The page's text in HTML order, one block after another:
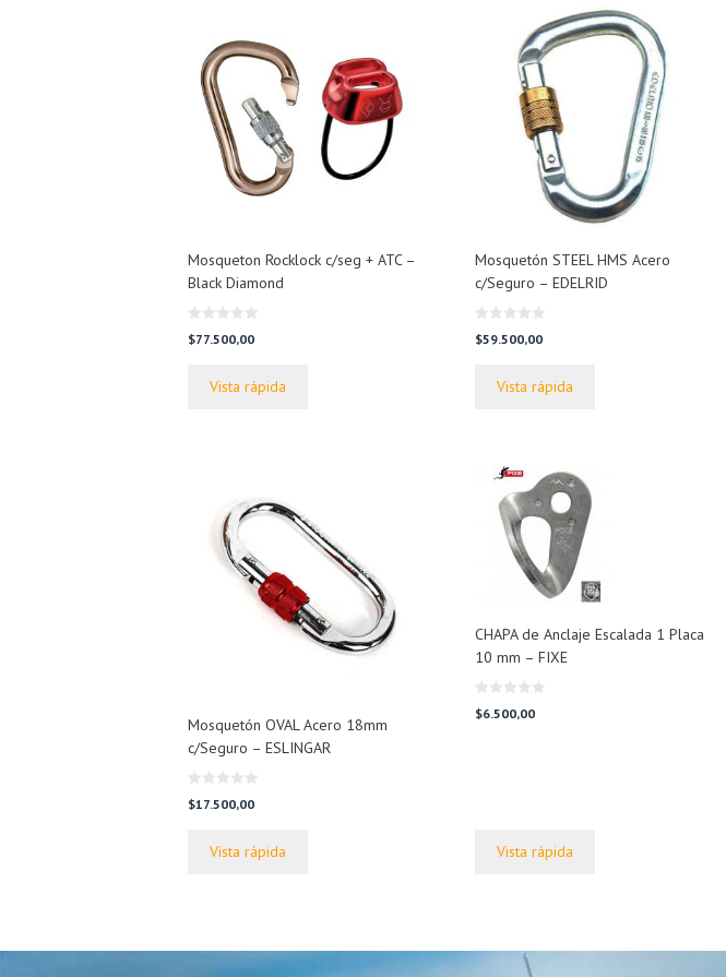
Mosqueton Rocklock c/seg + ATC –
Black Diamond
0
d
$77.500,00
Vista rápida
Mosquetón STEEL HMS Acero
c/Seguro – EDELRID
0
d
$59.500,00
Vista rápida
Mosquetón OVAL Acero 18mm
c/Seguro – ESLINGAR
0
d
$17.500,00
Vista rápida
CHAPA de Anclaje Escalada 1 Placa
10 mm – FIXE
0
d
$6.500,00
Vista rápida